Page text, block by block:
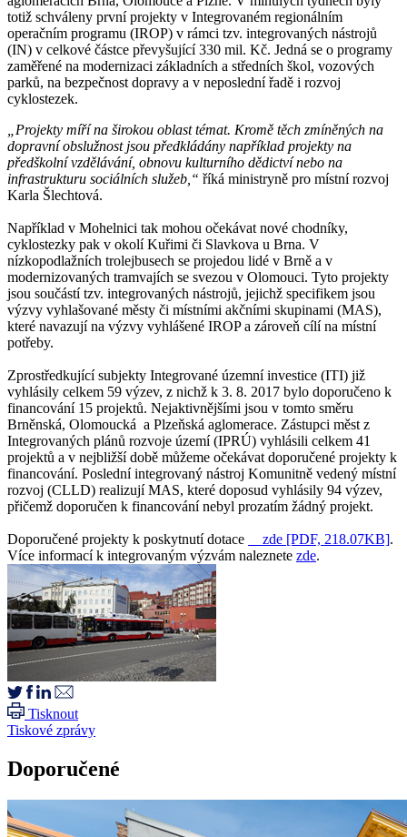
totiž schváleny první projekty v Integrovaném regionálním
operačním programu (IROP) v rámci tzv. integrovaných nástrojů
(IN) v celkové částce převyšující 330 mil. Kč. Jedná se o programy
zaměřené na modernizaci základních a středních škol, vozových
parků, na bezpečnost dopravy a v neposlední řadě i rozvoj
cyklostezek.
„Projekty míří na širokou oblast témat. Kromě těch zmíněných na
dopravní obslužnost jsou předkládány například projekty na
předškolní vzdělávání, obnovu kulturního dědictví nebo na
infrastrukturu sociálních služeb,“ říká ministryně pro místní rozvoj
Karla Šlechtová.
Například v Mohelnici tak mohou očekávat nové chodníky,
cyklostezky pak v okolí Kuřimi či Slavkova u Brna. V
nízkopodlažních trolejbusech se projedou lidé v Brně a v
modernizovaných tramvajích se svezou v Olomouci. Tyto projekty
jsou součástí tzv. integrovaných nástrojů, jejichž specifikem jsou
výzvy vyhlašované městy či místními akčními skupinami (MAS),
které navazují na výzvy vyhlášené IROP a zároveň cílí na místní
potřeby.
Zprostředkující subjekty Integrované územní investice (ITI) již
vyhlásily celkem 59 výzev, z nichž k 3. 8. 2017 bylo doporučeno k
financování 15 projektů. Nejaktivnějšími jsou v tomto směru
Brněnská, Olomoucká a Plzeňská aglomerace. Zástupci měst z
Integrovaných plánů rozvoje území (IPRÚ) vyhlásili celkem 41
projektů a v nejbližší době můžeme očekávat doporučené projekty k
financování. Poslední integrovaný nástroj Komunitně vedený místní
rozvoj (CLLD) realizují MAS, které doposud vyhlásily 94 výzev,
přičemž doporučen k financování nebyl prozatím žádný projekt.
Doporučené projekty k poskytnutí dotace zde [PDF, 218.07KB].
Více informací k integrovaným výzvám naleznete zde.
Tisknout
Tiskové zprávy
Doporučené